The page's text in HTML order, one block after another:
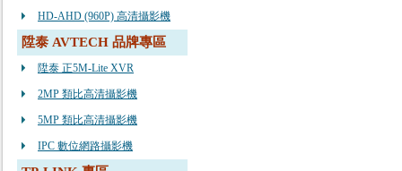
HD-AHD (960P) 高清攝影機
陞泰 AVTECH 品牌專區
陞泰 正5M-Lite XVR
2MP 類比高清攝影機
5MP 類比高清攝影機
IPC 數位網路攝影機